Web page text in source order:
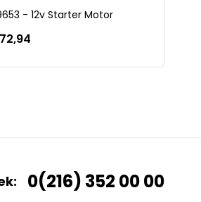
- 12v Starter Motor
0(216) 352 00 00